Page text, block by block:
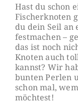
Hast du schon
Fischerknoten
du dein Seil an
festmachen –
das ist noch
Knoten auch
kannst? Wir
bunten Perlen
schon mal,
möchtest!